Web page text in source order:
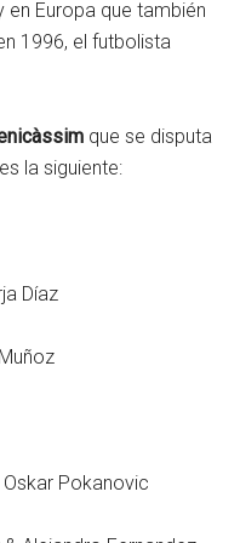
en Europa que también
1996, el futbolista
que se disputa
la siguiente:
Díaz
Pokanovic